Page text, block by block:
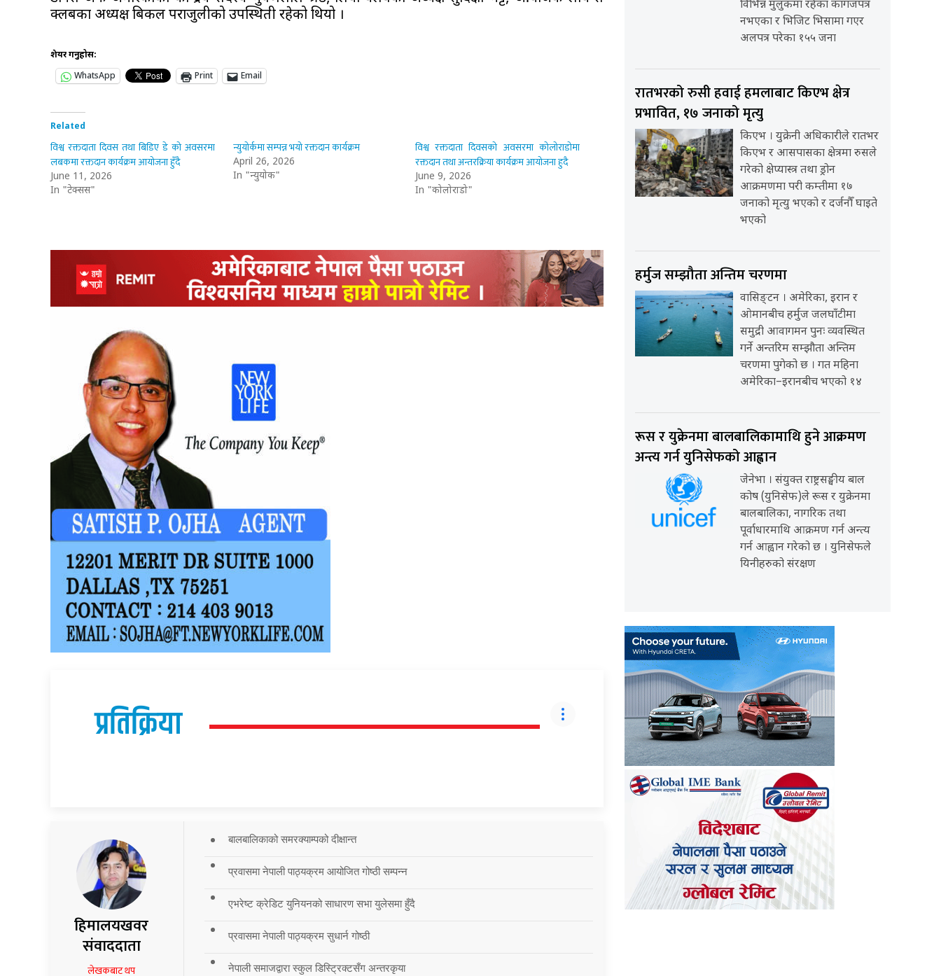
क्लबका अध्यक्ष बिकल पराजुलीको उपस्थिती रहेको थियो ।
शेयर गर्नुहोस:
WhatsApp
Print Email
Related
विश्व रक्तदाता दिवस तथा बिडिए डे को अवसरमा
लबकमा रक्तदान कार्यक्रम आयोजना हुँदै
June 11, 2026
In "टेक्सस"
न्युयोर्कमा सम्पन्न भयो रक्तदान कार्यक्रम
April 26, 2026
In "न्युयोर्क"
विश्व रक्तदाता दिवसको अवसरमा कोलोराडोमा
रक्तदान तथा अन्तरक्रिया कार्यक्रम आयोजना हुदै
June 9, 2026
In "कोलोराडो"
प्रतिक्रिया
हिमालयखवर
संवाददाता
लेखकबाट थप
बालबालिकाको समरक्याम्पको दीक्षान्त
प्रवासमा नेपाली पाठ्यक्रम आयोजित गोष्ठी सम्पन्न
एभरेष्ट क्रेडिट युनियनको साधारण सभा युलेसमा हुँदै
प्रवासमा नेपाली पाठ्यक्रम सुधार्न गोष्ठी
नेपाली समाजद्वारा स्कुल डिस्ट्रिक्टसँग अन्तरकृया
विभिन्न मुलुकमा रहेका कागजपत्र
नभएका र भिजिट भिसामा गएर
अलपत्र परेका १५५ जना
रातभरको रुसी हवाई हमलाबाट किएभ क्षेत्र
प्रभावित, १७ जनाको मृत्यु
किएभ । युक्रेनी अधिकारीले रातभर
किएभ र आसपासका क्षेत्रमा रुसले
गरेको क्षेप्यास्त्र तथा ड्रोन
आक्रमणमा परी कम्तीमा १७
जनाको मृत्यु भएको र दर्जनौँ घाइते
भएको
हर्मुज सम्झौता अन्तिम चरणमा
वासिङ्टन । अमेरिका, इरान र
ओमानबीच हर्मुज जलघाँटीमा
समुद्री आवागमन पुनः व्यवस्थित
गर्ने अन्तरिम सम्झौता अन्तिम
चरणमा पुगेको छ । गत महिना
अमेरिका–इरानबीच भएको १४
रूस र युक्रेनमा बालबालिकामाथि हुने आक्रमण
अन्त्य गर्न युनिसेफको आह्वान
जेनेभा । संयुक्त राष्ट्रसङ्घीय बाल
कोष (युनिसेफ)ले रूस र युक्रेनमा
बालबालिका, नागरिक तथा
पूर्वाधारमाथि आक्रमण गर्न अन्त्य
गर्न आह्वान गरेको छ । युनिसेफले
यिनीहरुको संरक्षण